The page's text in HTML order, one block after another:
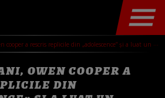
replicile din „adolescence” și a luat un premiu emmy. nimeni nu știa că a ajutat la scenariu
OWEN COOPER A
DIN